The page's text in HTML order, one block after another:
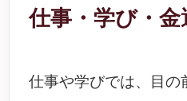
仕事・学び・金
仕事や学びでは、目の